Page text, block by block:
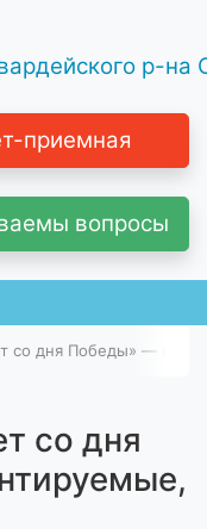
приемная
вопросы
со дня Победы» —
со дня